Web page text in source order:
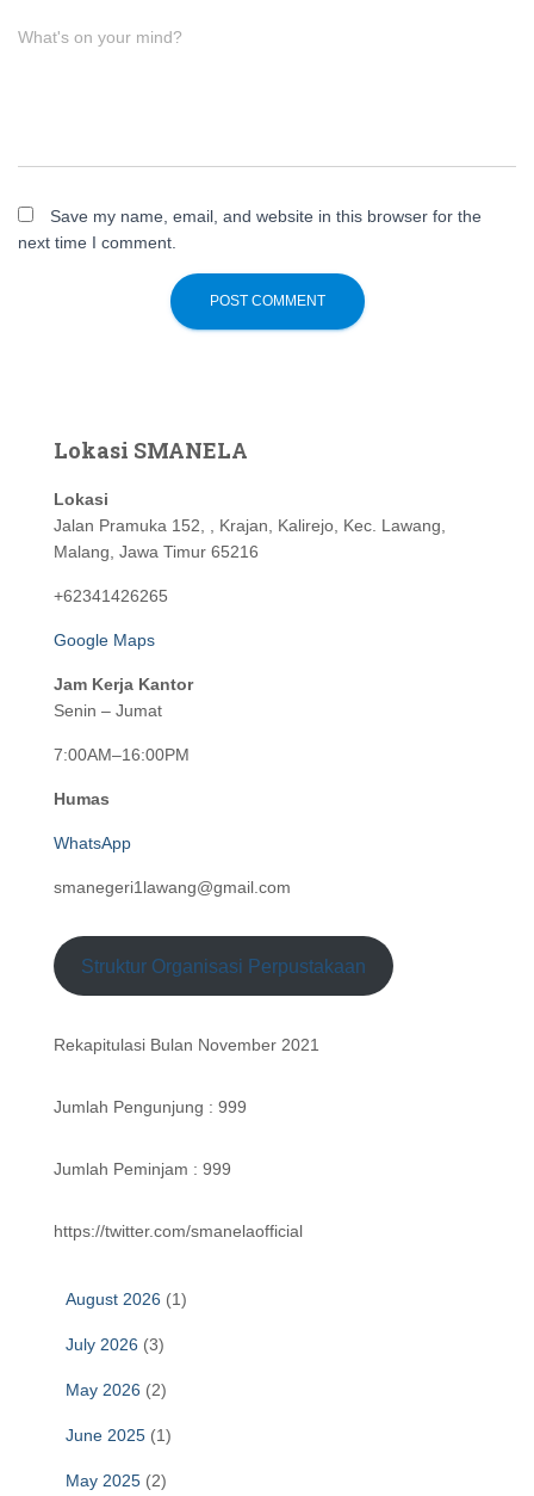
What's on your mind?
Save my name, email, and website in this browser for the
next time I comment.
Lokasi SMANELA
Lokasi
Jalan Pramuka 152, , Krajan, Kalirejo, Kec. Lawang,
Malang, Jawa Timur 65216
+62341426265
Google Maps
Jam Kerja Kantor
Senin – Jumat
7:00AM–16:00PM
Humas
WhatsApp
smanegeri1lawang@gmail.com
Struktur Organisasi Perpustakaan
Rekapitulasi Bulan November 2021
Jumlah Pengunjung : 999
Jumlah Peminjam : 999
https://twitter.com/smanelaofficial
August 2026 (1)
July 2026 (3)
May 2026 (2)
June 2025 (1)
May 2025 (2)